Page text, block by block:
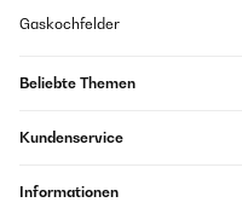
Gaskochfelder
Beliebte Themen
Kundenservice
Informationen